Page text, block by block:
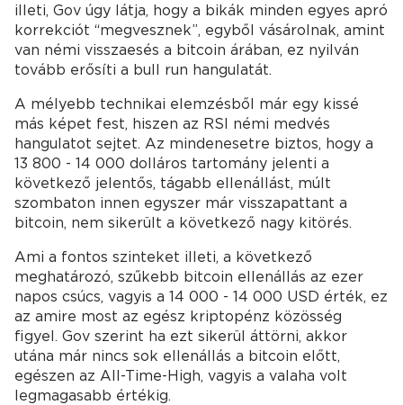
illeti, Gov úgy látja, hogy a bikák minden egyes apró
korrekciót “megvesznek”, egyből vásárolnak, amint
van némi visszaesés a bitcoin árában, ez nyilván
tovább erősíti a bull run hangulatát.
A mélyebb technikai elemzésből már egy kissé
más képet fest, hiszen az RSI némi medvés
hangulatot sejtet. Az mindenesetre biztos, hogy a
13 800 - 14 000 dolláros tartomány jelenti a
következő jelentős, tágabb ellenállást, múlt
szombaton innen egyszer már visszapattant a
bitcoin, nem sikerült a következő nagy kitörés.
Ami a fontos szinteket illeti, a következő
meghatározó, szűkebb bitcoin ellenállás az ezer
napos csúcs, vagyis a 14 000 - 14 000 USD érték, ez
az amire most az egész kriptopénz közösség
figyel. Gov szerint ha ezt sikerül áttörni, akkor
utána már nincs sok ellenállás a bitcoin előtt,
egészen az All-Time-High, vagyis a valaha volt
legmagasabb értékig.